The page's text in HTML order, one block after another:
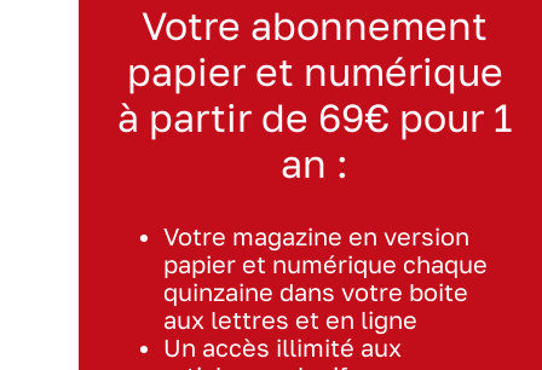
Votre abonnement
papier et numérique
à partir de 69€ pour 1
an :
Votre magazine en version
papier et numérique chaque
quinzaine dans votre boite
aux lettres et en ligne
Un accès illimité aux